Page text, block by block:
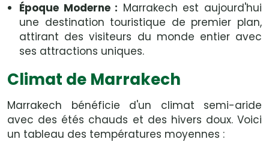
Époque Moderne : Marrakech est aujourd'hui
une destination touristique de premier plan,
attirant des visiteurs du monde entier avec
ses attractions uniques.
Climat de Marrakech
Marrakech bénéficie d'un climat semi-aride
avec des étés chauds et des hivers doux. Voici
un tableau des températures moyennes :